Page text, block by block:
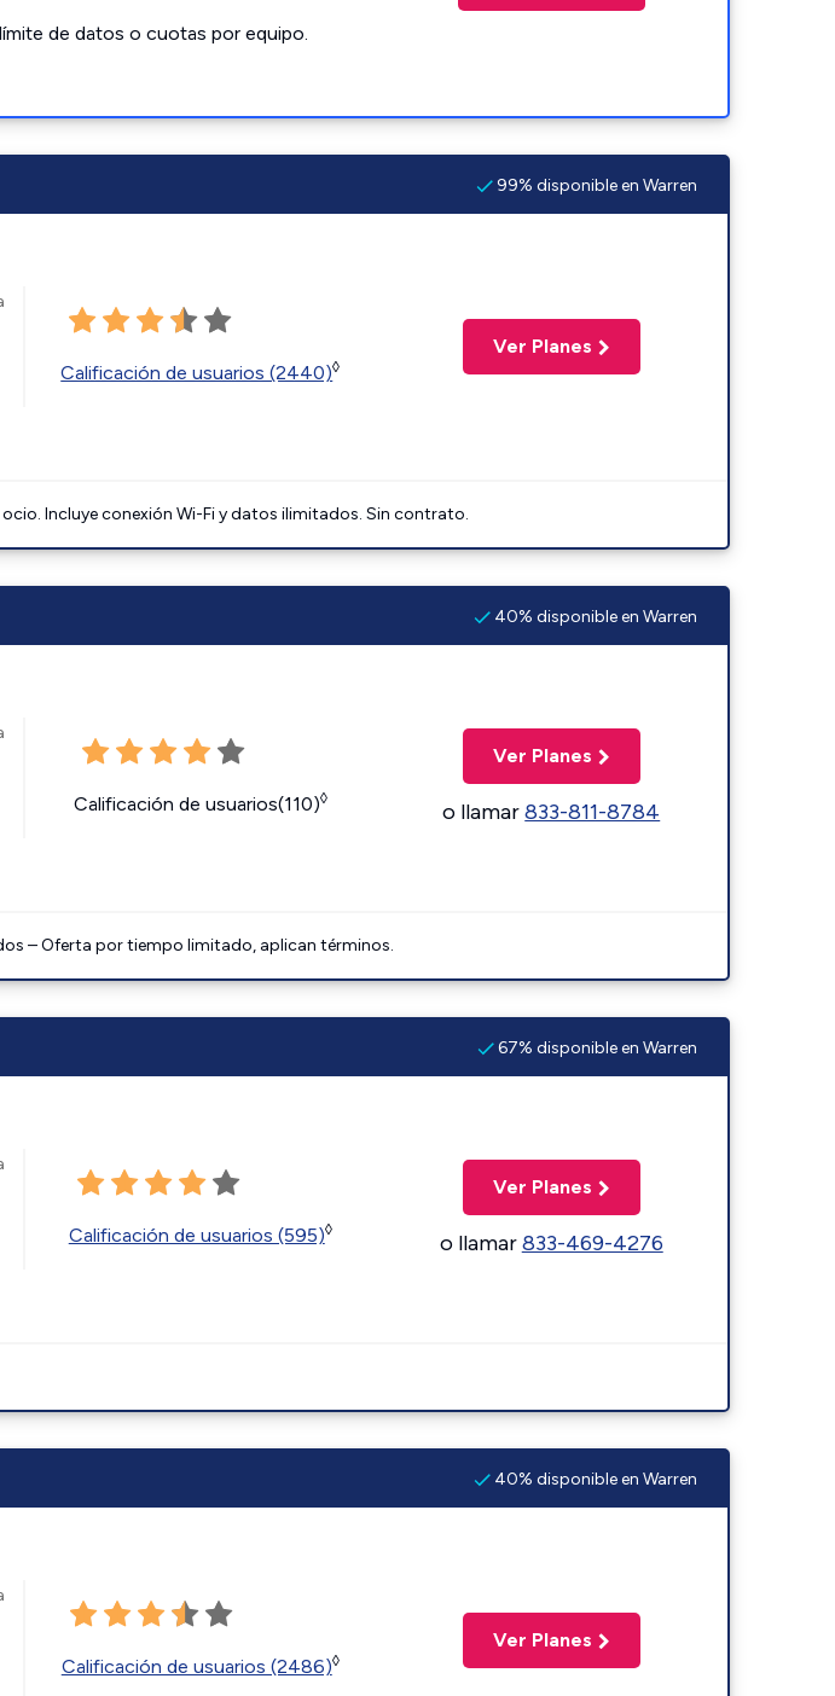
de datos o cuotas por equipo.
99% disponible en Warren
Calificación de usuarios (2440)◊
Ver Planes
Incluye conexión Wi-Fi y datos ilimitados. Sin contrato.
40% disponible en Warren
Calificación de usuarios(110)◊
Ver Planes
o llamar833-811-8784
– Oferta por tiempo limitado, aplican términos.
67% disponible en Warren
Calificación de usuarios (595)◊
Ver Planes
o llamar833-469-4276
40% disponible en Warren
Calificación de usuarios (2486)◊
Ver Planes